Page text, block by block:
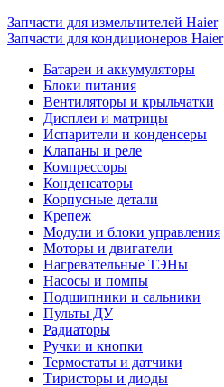
Запчасти для измельчителей Haier
Запчасти для кондиционеров Haier
Батареи и аккумуляторы
Блоки питания
Вентиляторы и крыльчатки
Дисплеи и матрицы
Испарители и конденсеры
Клапаны и реле
Компрессоры
Конденсаторы
Корпусные детали
Крепеж
Модули и блоки управления
Моторы и двигатели
Нагревательные ТЭНы
Насосы и помпы
Подшипники и сальники
Пульты ДУ
Радиаторы
Ручки и кнопки
Термостаты и датчики
Тиристоры и диоды